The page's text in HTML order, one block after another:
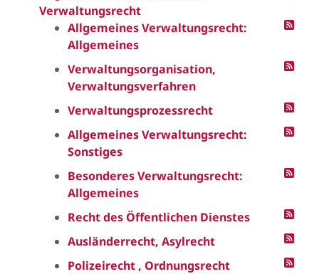
Verwaltungsrecht
Allgemeines Verwaltungsrecht:
Allgemeines
Verwaltungsorganisation,
Verwaltungsverfahren
Verwaltungsprozessrecht
Allgemeines Verwaltungsrecht:
Sonstiges
Besonderes Verwaltungsrecht:
Allgemeines
Recht des Öffentlichen Dienstes
Ausländerrecht, Asylrecht
Polizeirecht , Ordnungsrecht